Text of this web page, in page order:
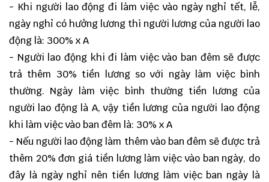
- Khi người lao động đi làm việc vào ngày nghỉ tết, lễ,
ngày nghỉ có hưởng lương thì người lương của người lao
động là: 300% x A
- Người lao động khi đi làm việc vào ban đêm sẽ được
trả thêm 30% tiền lương so với ngày làm việc bình
thường. Ngày làm việc bình thường tiền lương của
người lao động là A, vậy tiền lương của người lao động
khi làm việc vào ban đêm là: 30% x A
- Nếu người lao động làm thêm vào ban đêm sẽ được trả
thêm 20% đơn giá tiền lương làm việc vào ban ngày, do
đây là ngày nghỉ nên tiền lương làm việc ban ngày là